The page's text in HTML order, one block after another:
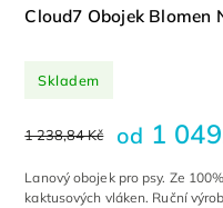
Cloud7 Obojek Blomen
Skladem
1 238,84 Kč od 1
Lanový obojek pro psy. Ze
kaktusových vláken. Ruční